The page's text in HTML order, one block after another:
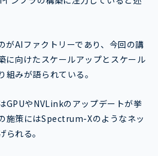
がAIファクトリーであり、今回の講
に向けたスケールアップとスケール
みが語られている。
GPUやNVLinkのアップデートが挙
施策にはSpectrum-Xのようなネッ
れる。